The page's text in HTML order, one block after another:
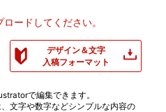
ードしてください。
デザイン＆文字
入稿フォーマット
で編集できます。
文字や数字などシンプルな内容の